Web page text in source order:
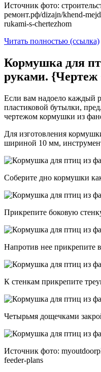
Источник фото:
ремонт.рф/dizajn/khend-
rukami-s-chertezhom
Читать полностью (ссылка)
Кормушка для
руками.
Если вам надоело каждый
пластиковой бутылки,
чертежом кормушки из
Для изготовления
шириной 10 мм,
Соберите дно кормушки
Прикрепите боковую
Напротив нее прикрепите
К стенкам прикрепите
Четырьмя дощечками
Источник фото:
feeder-plans